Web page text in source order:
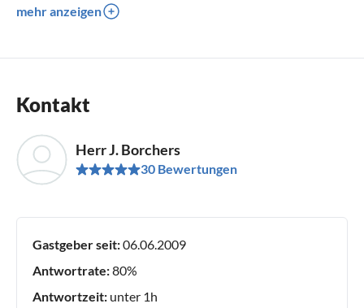
mehr anzeigen
Kontakt
Herr J. Borchers
30 Bewertungen
Gastgeber seit:06.06.2009
Antwortrate:80%
Antwortzeit: unter 1h